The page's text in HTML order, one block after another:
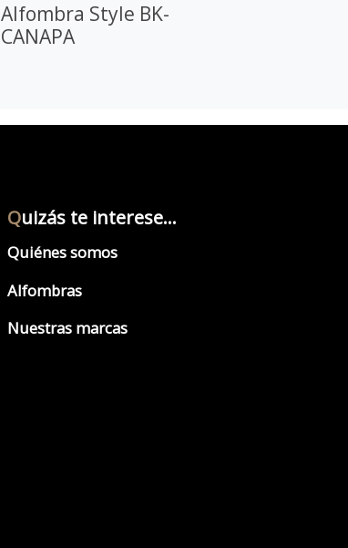
Alfombra Style BK-
CANAPA
Quizás te interese...
Quiénes somos
Alfombras
Nuestras marcas